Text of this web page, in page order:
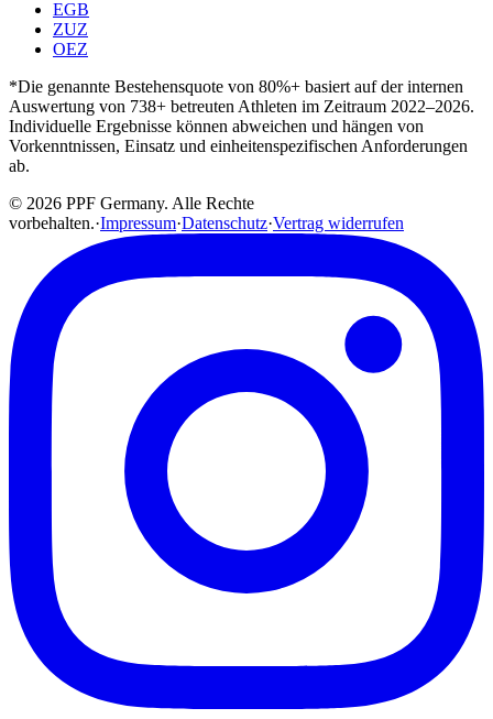
EGB
ZUZ
OEZ
*Die genannte Bestehensquote von 80%+ basiert auf der internen
Auswertung von 738+ betreuten Athleten im Zeitraum 2022–2026.
Individuelle Ergebnisse können abweichen und hängen von
Vorkenntnissen, Einsatz und einheitenspezifischen Anforderungen
ab.
© 2026 PPF Germany. Alle Rechte
vorbehalten.·Impressum·Datenschutz·Vertrag widerrufen